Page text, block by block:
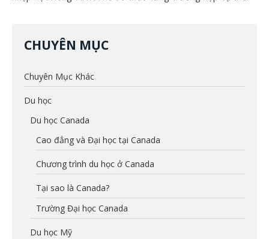
CHUYÊN MỤC
Chuyên Mục Khác
Du học
Du học Canada
Cao đẳng và Đại học tại Canada
Chương trình du học ở Canada
Tại sao là Canada?
Trường Đại học Canada
Du học Mỹ